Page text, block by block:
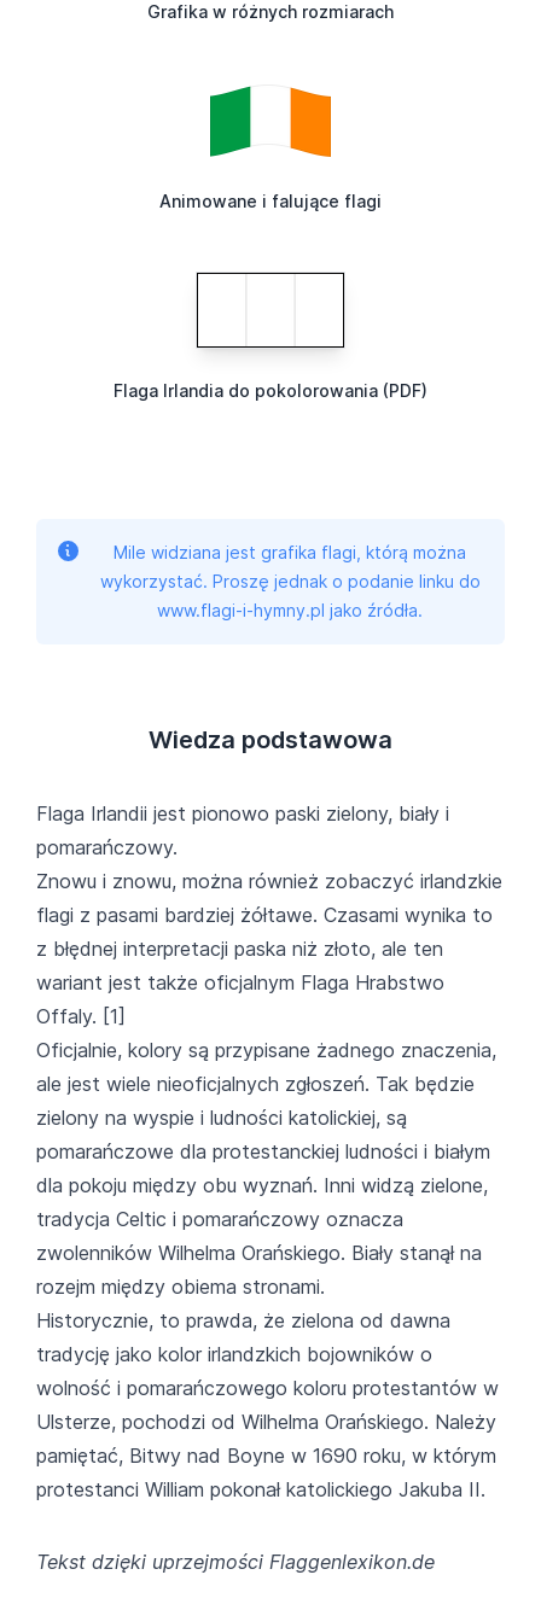
Grafika w różnych rozmiarach
Animowane i falujące flagi
Flaga Irlandia do pokolorowania (PDF)
Mile widziana jest grafika flagi, którą można
wykorzystać. Proszę jednak o podanie linku do
www.flagi-i-hymny.pl jako źródła.
Wiedza podstawowa
Flaga Irlandii jest pionowo paski zielony, biały i
pomarańczowy.
Znowu i znowu, można również zobaczyć irlandzkie
flagi z pasami bardziej żółtawe. Czasami wynika to
z błędnej interpretacji paska niż złoto, ale ten
wariant jest także oficjalnym Flaga Hrabstwo
Offaly. [1]
Oficjalnie, kolory są przypisane żadnego znaczenia,
ale jest wiele nieoficjalnych zgłoszeń. Tak będzie
zielony na wyspie i ludności katolickiej, są
pomarańczowe dla protestanckiej ludności i białym
dla pokoju między obu wyznań. Inni widzą zielone,
tradycja Celtic i pomarańczowy oznacza
zwolenników Wilhelma Orańskiego. Biały stanął na
rozejm między obiema stronami.
Historycznie, to prawda, że zielona od dawna
tradycję jako kolor irlandzkich bojowników o
wolność i pomarańczowego koloru protestantów w
Ulsterze, pochodzi od Wilhelma Orańskiego. Należy
pamiętać, Bitwy nad Boyne w 1690 roku, w którym
protestanci William pokonał katolickiego Jakuba II.
Tekst dzięki uprzejmości Flaggenlexikon.de